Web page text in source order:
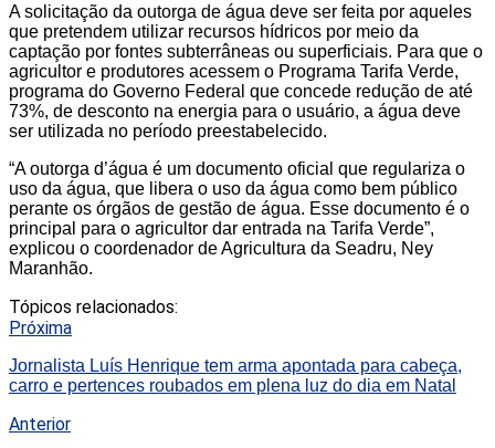
A solicitação da outorga de água deve ser feita por aqueles
que pretendem utilizar recursos hídricos por meio da
captação por fontes subterrâneas ou superficiais. Para que o
agricultor e produtores acessem o Programa Tarifa Verde,
programa do Governo Federal que concede redução de até
73%, de desconto na energia para o usuário, a água deve
ser utilizada no período preestabelecido.
“A outorga d’água é um documento oficial que regulariza o
uso da água, que libera o uso da água como bem público
perante os órgãos de gestão de água. Esse documento é o
principal para o agricultor dar entrada na Tarifa Verde”,
explicou o coordenador de Agricultura da Seadru, Ney
Maranhão.
Tópicos relacionados:
Próxima
Jornalista Luís Henrique tem arma apontada para cabeça,
carro e pertences roubados em plena luz do dia em Natal
Anterior